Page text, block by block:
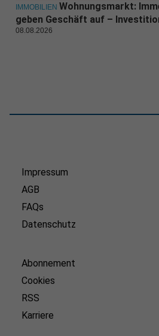
IMMOBILIEN Wohnungsmarkt:
geben Geschäft auf –
08.08.2026
Impressum
AGB
FAQs
Datenschutz
Abonnement
Cookies
RSS
Karriere